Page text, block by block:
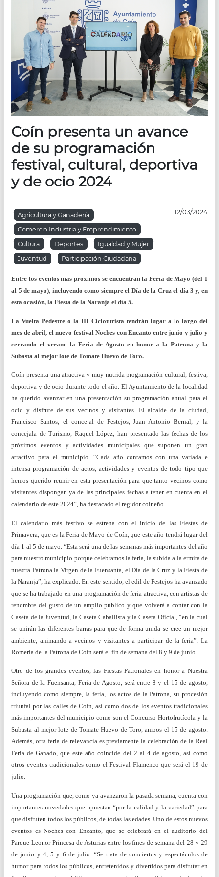
Coín presenta un avance
de su programación
festival, cultural, deportiva
y de ocio 2024
Agricultura y Ganadería
Comercio Industria y Emprendimiento
Cultura
Deportes
Igualdad y Mujer
Juventud
Participación Ciudadana
12/03/2024
Entre los eventos más próximos se encuentran la Feria de Mayo (del 1
al 5 de mayo), incluyendo como siempre el Día de la Cruz el día 3 y, en
esta ocasión, la Fiesta de la Naranja el día 5.
La Vuelta Pedestre o la III Cicloturista tendrán lugar a lo largo del
mes de abril, el nuevo festival Noches con Encanto entre junio y julio y
cerrando el verano la Feria de Agosto en honor a la Patrona y la
Subasta al mejor lote de Tomate Huevo de Toro.
Coín presenta una atractiva y muy nutrida programación cultural, festiva,
deportiva y de ocio durante todo el año. El Ayuntamiento de la localidad
ha querido avanzar en una presentación su programación anual para el
ocio y disfrute de sus vecinos y visitantes. El alcalde de la ciudad,
Francisco Santos; el concejal de Festejos, Juan Antonio Bernal, y la
concejala de Turismo, Raquel López, han presentado las fechas de los
próximos eventos y actividades municipales que suponen un gran
atractivo para el municipio. “Cada año contamos con una variada e
intensa programación de actos, actividades y eventos de todo tipo que
hemos querido reunir en esta presentación para que tanto vecinos como
visitantes dispongan ya de las principales fechas a tener en cuenta en el
calendario de este 2024”, ha destacado el regidor coineño.
El calendario más festivo se estrena con el inicio de las Fiestas de
Primavera, que es la Feria de Mayo de Coín, que este año tendrá lugar del
día 1 al 5 de mayo. “Esta será una de las semanas más importantes del año
para nuestro municipio porque celebramos la feria, la subida a la ermita de
nuestra Patrona la Virgen de la Fuensanta, el Día de la Cruz y la Fiesta de
la Naranja”, ha explicado. En este sentido, el edil de Festejos ha avanzado
que se ha trabajado en una programación de feria atractiva, con artistas de
renombre del gusto de un amplio público y que volverá a contar con la
Caseta de la Juventud, la Caseta Caballista y la Caseta Oficial, “en la cual
se unirán las diferentes barras para que de forma unida se cree un mejor
ambiente, animando a vecinos y visitantes a participar de la feria”. La
Romería de la Patrona de Coín será el fin de semana del 8 y 9 de junio.
Otro de los grandes eventos, las Fiestas Patronales en honor a Nuestra
Señora de la Fuensanta, Feria de Agosto, será entre 8 y el 15 de agosto,
incluyendo como siempre, la feria, los actos de la Patrona, su procesión
triunfal por las calles de Coín, así como dos de los eventos tradicionales
más importantes del municipio como son el Concurso Hortofrutícola y la
Subasta al mejor lote de Tomate Huevo de Toro, ambos el 15 de agosto.
Además, otra feria de relevancia es previamente la celebración de la Real
Feria de Ganado, que este año coincide del 2 al 4 de agosto, así como
otros eventos tradicionales como el Festival Flamenco que será el 19 de
julio.
Una programación que, como ya avanzaron la pasada semana, cuenta con
importantes novedades que apuestan “por la calidad y la variedad” para
que disfruten todos los públicos, de todas las edades. Uno de estos nuevos
eventos es Noches con Encanto, que se celebrará en el auditorio del
Parque Leonor Princesa de Asturias entre los fines de semana del 28 y 29
de junio y 4, 5 y 6 de julio. “Se trata de conciertos y espectáculos de
humor para todos los públicos, entretenidos y divertidos para disfrutar en